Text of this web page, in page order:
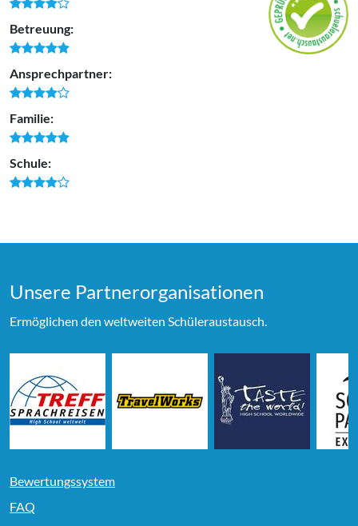
Betreuung:
Ansprechpartner:
Familie:
Schule:
Unsere Partner­organi­sationen
Ermöglichen den weltweiten Schüleraustausch.
Bewertungssystem
FAQ